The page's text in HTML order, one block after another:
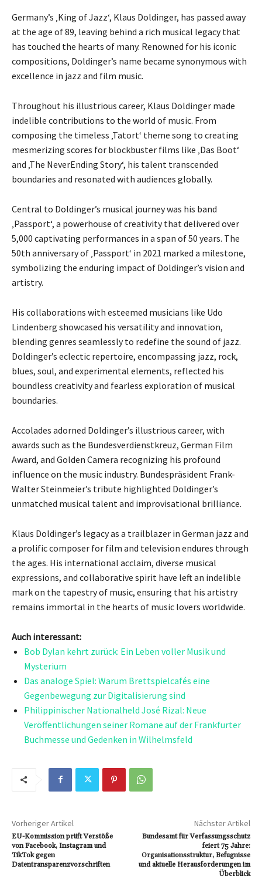
Germany’s ‚King of Jazz‘, Klaus Doldinger, has passed away
at the age of 89, leaving behind a rich musical legacy that
has touched the hearts of many. Renowned for his iconic
compositions, Doldinger’s name became synonymous with
excellence in jazz and film music.
Throughout his illustrious career, Klaus Doldinger made
indelible contributions to the world of music. From
composing the timeless ‚Tatort‘ theme song to creating
mesmerizing scores for blockbuster films like ‚Das Boot‘
and ‚The NeverEnding Story‘, his talent transcended
boundaries and resonated with audiences globally.
Central to Doldinger’s musical journey was his band
‚Passport‘, a powerhouse of creativity that delivered over
5,000 captivating performances in a span of 50 years. The
50th anniversary of ‚Passport‘ in 2021 marked a milestone,
symbolizing the enduring impact of Doldinger’s vision and
artistry.
His collaborations with esteemed musicians like Udo
Lindenberg showcased his versatility and innovation,
blending genres seamlessly to redefine the sound of jazz.
Doldinger’s eclectic repertoire, encompassing jazz, rock,
blues, soul, and experimental elements, reflected his
boundless creativity and fearless exploration of musical
boundaries.
Accolades adorned Doldinger’s illustrious career, with
awards such as the Bundesverdienstkreuz, German Film
Award, and Golden Camera recognizing his profound
influence on the music industry. Bundespräsident Frank-
Walter Steinmeier’s tribute highlighted Doldinger’s
unmatched musical talent and improvisational brilliance.
Klaus Doldinger’s legacy as a trailblazer in German jazz and
a prolific composer for film and television endures through
the ages. His international acclaim, diverse musical
expressions, and collaborative spirit have left an indelible
mark on the tapestry of music, ensuring that his artistry
remains immortal in the hearts of music lovers worldwide.
Auch interessant:
Bob Dylan kehrt zurück: Ein Leben voller Musik und
Mysterium
Das analoge Spiel: Warum Brettspielcafés eine
Gegenbewegung zur Digitalisierung sind
Philippinischer Nationalheld José Rizal: Neue
Veröffentlichungen seiner Romane auf der Frankfurter
Buchmesse und Gedenken in Wilhelmsfeld
Vorheriger Artikel
EU-Kommission prüft Verstöße
von Facebook, Instagram und
TikTok gegen
Datentransparenzvorschriften
Nächster Artikel
Bundesamt für Verfassungsschutz
feiert 75 Jahre:
Organisationsstruktur, Befugnisse
und aktuelle Herausforderungen im
Überblick